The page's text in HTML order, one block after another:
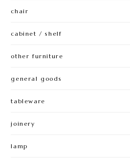
chair
cabinet / shelf
other furniture
general goods
tableware
joinery
lamp